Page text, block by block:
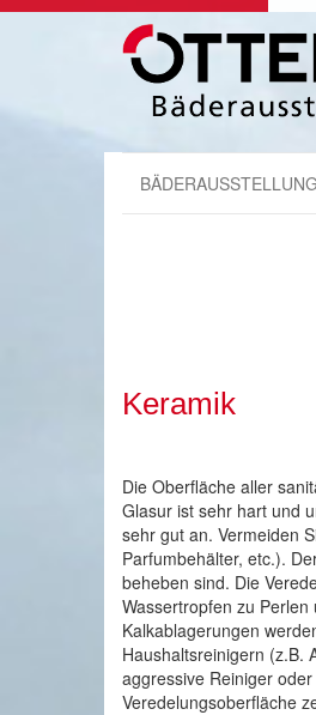
Keramik
Die Oberfläche aller
Glasur ist sehr hart und
sehr gut an. Vermeiden
Parfumbehälter, etc.).
beheben sind. Die
Wassertropfen zu
Kalkablagerungen
Haushaltsreinigern (z.B.
aggressive Reiniger
Veredelungsoberfläche